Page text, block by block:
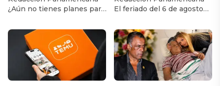
disfrutar el descanso
¿Aún no tienes planes para
agosto, feriado nacional por
el bicentenario de la
Batalla de Junín, miles de
peruanos aprovecharán el
día de descanso para salir
de la rutina. Si buscas una
El feriado del 6 de agosto
Junín, uno de los
enfrentamientos más
importantes de la
independencia del Perú.
Conoce su origen, su
importancia histórica y qué